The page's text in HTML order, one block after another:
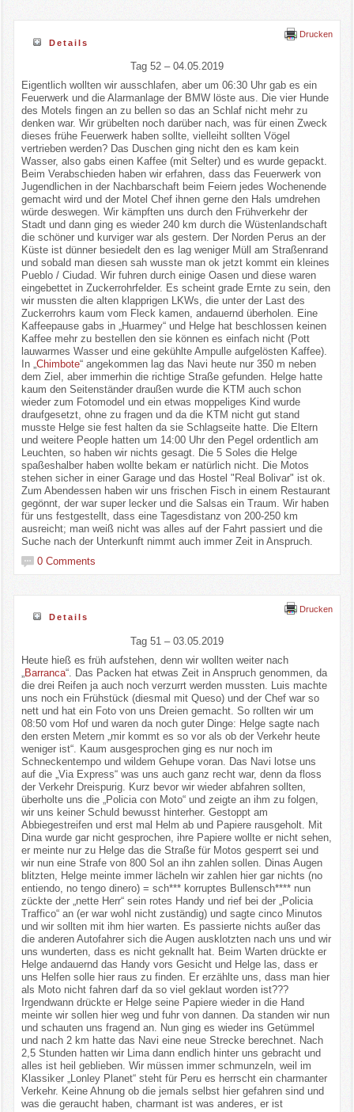
Drucken
Details
Tag 52 – 04.05.2019
Eigentlich wollten wir ausschlafen, aber um 06:30 Uhr gab es ein
Feuerwerk und die Alarmanlage der BMW löste aus. Die vier Hunde
des Motels fingen an zu bellen so das an Schlaf nicht mehr zu
denken war. Wir grübelten noch darüber nach, was für einen Zweck
dieses frühe Feuerwerk haben sollte, vielleiht sollten Vögel
vertrieben werden? Das Duschen ging nicht den es kam kein
Wasser, also gabs einen Kaffee (mit Selter) und es wurde gepackt.
Beim Verabschieden haben wir erfahren, dass das Feuerwerk von
Jugendlichen in der Nachbarschaft beim Feiern jedes Wochenende
gemacht wird und der Motel Chef ihnen gerne den Hals umdrehen
würde deswegen. Wir kämpften uns durch den Frühverkehr der
Stadt und dann ging es wieder 240 km durch die Wüstenlandschaft
die schöner und kurviger war als gestern. Der Norden Perus an der
Küste ist dünner besiedelt den es lag weniger Müll am Straßenrand
und sobald man diesen sah wusste man ok jetzt kommt ein kleines
Pueblo / Ciudad. Wir fuhren durch einige Oasen und diese waren
eingebettet in Zuckerrohrfelder. Es scheint grade Ernte zu sein, den
wir mussten die alten klapprigen LKWs, die unter der Last des
Zuckerrohrs kaum vom Fleck kamen, andauernd überholen. Eine
Kaffeepause gabs in „Huarmey“ und Helge hat beschlossen keinen
Kaffee mehr zu bestellen den sie können es einfach nicht (Pott
lauwarmes Wasser und eine gekühlte Ampulle aufgelösten Kaffee).
In „Chimbote“ angekommen lag das Navi heute nur 350 m neben
dem Ziel, aber immerhin die richtige Straße gefunden. Helge hatte
kaum den Seitenständer draußen wurde die KTM auch schon
wieder zum Fotomodel und ein etwas moppeliges Kind wurde
draufgesetzt, ohne zu fragen und da die KTM nicht gut stand
musste Helge sie fest halten da sie Schlagseite hatte. Die Eltern
und weitere People hatten um 14:00 Uhr den Pegel ordentlich am
Leuchten, so haben wir nichts gesagt. Die 5 Soles die Helge
spaßeshalber haben wollte bekam er natürlich nicht. Die Motos
stehen sicher in einer Garage und das Hostel "Real Bolivar" ist ok.
Zum Abendessen haben wir uns frischen Fisch in einem Restaurant
gegönnt, der war super lecker und die Salsas ein Traum. Wir haben
für uns festgestellt, dass eine Tagesdistanz von 200-250 km
ausreicht; man weiß nicht was alles auf der Fahrt passiert und die
Suche nach der Unterkunft nimmt auch immer Zeit in Anspruch.
0 Comments
Drucken
Details
Tag 51 – 03.05.2019
Heute hieß es früh aufstehen, denn wir wollten weiter nach
„Barranca“. Das Packen hat etwas Zeit in Anspruch genommen, da
die drei Reifen ja auch noch verzurrt werden mussten. Luis machte
uns noch ein Frühstück (diesmal mit Queso) und der Chef war so
nett und hat ein Foto von uns Dreien gemacht. So rollten wir um
08:50 vom Hof und waren da noch guter Dinge: Helge sagte nach
den ersten Metern „mir kommt es so vor als ob der Verkehr heute
weniger ist“. Kaum ausgesprochen ging es nur noch im
Schneckentempo und wildem Gehupe voran. Das Navi lotse uns
auf die „Via Express“ was uns auch ganz recht war, denn da floss
der Verkehr Dreispurig. Kurz bevor wir wieder abfahren sollten,
überholte uns die „Policia con Moto“ und zeigte an ihm zu folgen,
wir uns keiner Schuld bewusst hinterher. Gestoppt am
Abbiegestreifen und erst mal Helm ab und Papiere rausgeholt. Mit
Dina wurde gar nicht gesprochen, ihre Papiere wollte er nicht sehen,
er meinte nur zu Helge das die Straße für Motos gesperrt sei und
wir nun eine Strafe von 800 Sol an ihn zahlen sollen. Dinas Augen
blitzten, Helge meinte immer lächeln wir zahlen hier gar nichts (no
entiendo, no tengo dinero) = sch*** korruptes Bullensch**** nun
zückte der „nette Herr“ sein rotes Handy und rief bei der „Policia
Traffico“ an (er war wohl nicht zuständig) und sagte cinco Minutos
und wir sollten mit ihm hier warten. Es passierte nichts außer das
die anderen Autofahrer sich die Augen ausklotzten nach uns und wir
uns wunderten, dass es nicht geknallt hat. Beim Warten drückte er
Helge andauernd das Handy vors Gesicht und Helge las, dass er
uns Helfen solle hier raus zu finden. Er erzählte uns, dass man hier
als Moto nicht fahren darf da so viel geklaut worden ist???
Irgendwann drückte er Helge seine Papiere wieder in die Hand
meinte wir sollen hier weg und fuhr von dannen. Da standen wir nun
und schauten uns fragend an. Nun ging es wieder ins Getümmel
und nach 2 km hatte das Navi eine neue Strecke berechnet. Nach
2,5 Stunden hatten wir Lima dann endlich hinter uns gebracht und
alles ist heil geblieben. Wir müssen immer schmunzeln, weil im
Klassiker „Lonley Planet“ steht für Peru es herrscht ein charmanter
Verkehr. Keine Ahnung ob die jemals selbst hier gefahren sind und
was die geraucht haben, charmant ist was anderes, er ist